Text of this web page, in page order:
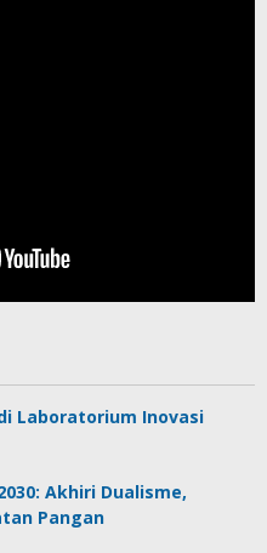
Laboratorium Inovasi
Akhiri Dualisme,
Pangan